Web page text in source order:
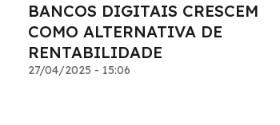
BANCOS DIGITAIS CRESCEM
COMO ALTERNATIVA DE
RENTABILIDADE
27/04/2025 - 15:06